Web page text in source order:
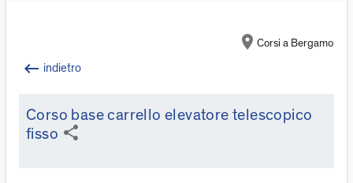
location_on Corsi a Bergamo
keyboard_backspace indietro
Corso base carrello elevatore telescopico
fisso share